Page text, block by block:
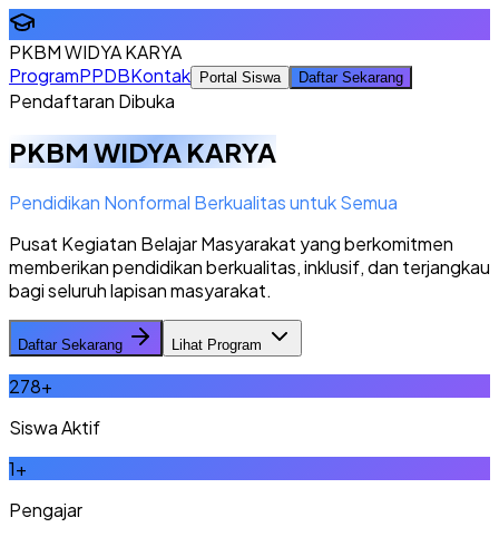
PKBM WIDYA KARYA
ProgramPPDBKontak Portal Siswa Daftar Sekarang
Pendaftaran Dibuka
PKBM WIDYA KARYA
Pendidikan Nonformal Berkualitas untuk Semua
Pusat Kegiatan Belajar Masyarakat yang berkomitmen
memberikan pendidikan berkualitas, inklusif, dan terjangkau
bagi seluruh lapisan masyarakat.
Daftar Sekarang Lihat Program
278+
Siswa Aktif
1+
Pengajar